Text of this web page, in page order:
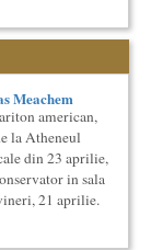
21
Meachem
american,
la Atheneul
din 23 aprilie,
in sala
21 aprilie.